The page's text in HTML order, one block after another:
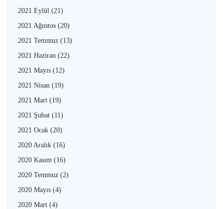
2021 Eylül (21)
2021 Ağustos (20)
2021 Temmuz (13)
2021 Haziran (22)
2021 Mayıs (12)
2021 Nisan (19)
2021 Mart (19)
2021 Şubat (11)
2021 Ocak (20)
2020 Aralık (16)
2020 Kasım (16)
2020 Temmuz (2)
2020 Mayıs (4)
2020 Mart (4)